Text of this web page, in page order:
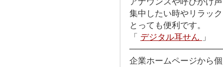
集中したい時やリラッ
とっても便利です。
「 デジタル耳せん
」
企業ホームページから